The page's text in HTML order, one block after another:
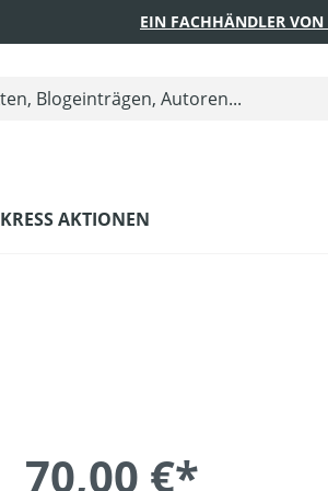
EIN FACHHÄNDLER VON
KRESS AKTIONEN
70,00 €*